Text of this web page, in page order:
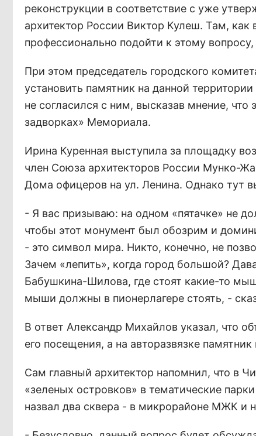
реконструкции в соответствие с уже
архитектор России Виктор Кулеш. Там,
профессионально подойти к этому
При этом председатель городского
установить памятник на данной
не согласился с ним, высказав мнение,
задворках» Мемориала.
Ирина Куренная выступила за площадку
член Союза архитекторов России Мунко-
Дома офицеров на ул. Ленина. Однако тут
- Я вас призываю: на одном «пятачке» не
чтобы этот монумент был обозрим и
- это символ мира. Никто, конечно, не
Зачем «лепить», когда город большой?
Бабушкина-Шилова, где стоят какие-то
мыши должны в пионерлагере стоять, -
В ответ Александр Михайлов указал, что
его посещения, а на авторазвязке
Сам главный архитектор напомнил, что в
«зеленых островков» в тематические
назвал два сквера - в микрорайоне МЖК и